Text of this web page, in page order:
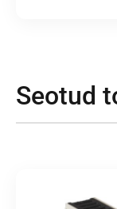
Seotud